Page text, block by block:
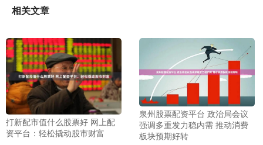
相关文章
打新配市值什么股票好 网上配
资平台：轻松撬动股市财富
泉州股票配资平台 政治局会议
强调多重发力稳内需 推动消费
板块预期好转